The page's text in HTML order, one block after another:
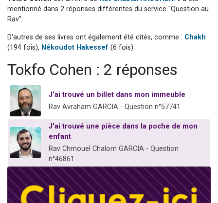
6 personnes viennent de faire un don pour 5 enfants déjà orphelins risquent de perdre leur maman
10 personnes viennent de demander une bénédiction
Il reste 49 places pour étudier en groupe sur Zoom
3 personnes viennent de faire un don pour Diane, 80 ans, dans un appartement insalubre
mentionné dans 2 réponses différentes du service "Question au
Rav".
D'autres de ses livres ont également été cités, comme : Chakh
(194 fois), Nékoudot Hakessef (6 fois).
Tokfo Cohen : 2 réponses
J'ai trouvé un billet dans mon immeuble
Rav Avraham GARCIA - Question n°57741
J'ai trouvé une pièce dans la poche de mon
enfant
Rav Chmouel Chalom GARCIA - Question
n°46861